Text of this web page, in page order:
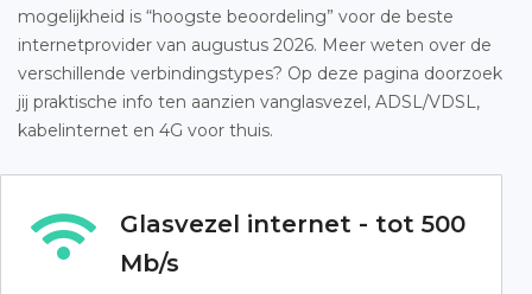
mogelijkheid is “hoogste beoordeling” voor de beste
internetprovider van augustus 2026. Meer weten over de
verschillende verbindingstypes? Op deze pagina doorzoek
jij praktische info ten aanzien vanglasvezel, ADSL/VDSL,
kabelinternet en 4G voor thuis.
Glasvezel internet - tot 500
Mb/s